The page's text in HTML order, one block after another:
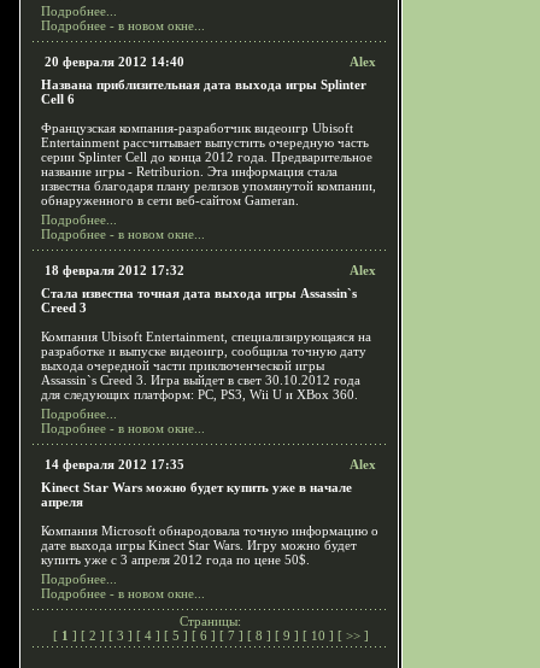
Подробнее...
Подробнее - в новом окне...
20 февраля 2012 14:40
Alex
Названа приблизительная дата выхода игры Splinter
Cell 6
Французская компания-разработчик видеоигр Ubisoft
Entertainment рассчитывает выпустить очередную часть
серии Splinter Cell до конца 2012 года. Предварительное
название игры - Retriburion. Эта информация стала
известна благодаря плану релизов упомянутой компании,
обнаруженного в сети веб-сайтом Gameran.
Подробнее...
Подробнее - в новом окне...
18 февраля 2012 17:32
Alex
Стала известна точная дата выхода игры Assassin`s
Creed 3
Компания Ubisoft Entertainment, специализирующаяся на
разработке и выпуске видеоигр, сообщила точную дату
выхода очередной части приключенческой игры
Assassin`s Creed 3. Игра выйдет в свет 30.10.2012 года
для следующих платформ: PC, PS3, Wii U и XBox 360.
Подробнее...
Подробнее - в новом окне...
14 февраля 2012 17:35
Alex
Kinect Star Wars можно будет купить уже в начале
апреля
Компания Microsoft обнародовала точную информацию о
дате выхода игры Kinect Star Wars. Игру можно будет
купить уже с 3 апреля 2012 года по цене 50$.
Подробнее...
Подробнее - в новом окне...
Страницы:
[ 1 ] [ 2 ] [ 3 ] [ 4 ] [ 5 ] [ 6 ] [ 7 ] [ 8 ] [ 9 ] [ 10 ] [ >> ]